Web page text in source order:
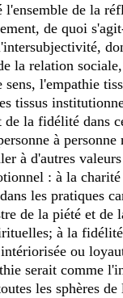
l'ensemble de la
de quoi
la relation
sens, l'empathie
tissus
la fidélité dans
à
à d'autres
: à la
les pratiques
de la piété et
à la
ou
serait comme
les sphères